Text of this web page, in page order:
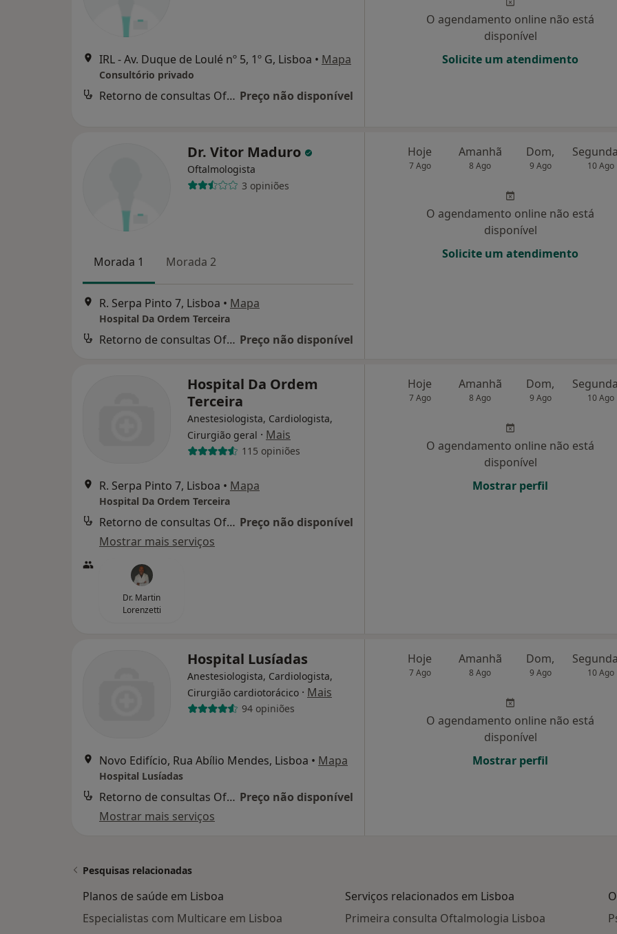
IRL - Av. Duque de Loulé nº 5, 1º G, Lisboa • Mapa
Consultório privado
Retorno de consultas Oftalmologia Preço não disponível
O agendamento online não está
disponível
Solicite um atendimento
Dr. Vitor Maduro
Oftalmologista
3 opiniões
Morada 1 Morada 2
R. Serpa Pinto 7, Lisboa • Mapa
Hospital Da Ordem Terceira
Retorno de consultas Oftalmologia Preço não disponível
Hoje
7 Ago
Amanhã
8 Ago
Dom,
9 Ago 10 Ago
O agendamento online não está
disponível
Solicite um atendimento
Hospital Da Ordem
Terceira
Anestesiologista, Cardiologista,
Cirurgião geral · Mais
115 opiniões
R. Serpa Pinto 7, Lisboa • Mapa
Hospital Da Ordem Terceira
Retorno de consultas Oftalmologia Preço não disponível
Mostrar mais serviços
Dr. Martin
Lorenzetti
Hoje
7 Ago
Amanhã
8 Ago
Dom,
9 Ago 10 Ago
O agendamento online não está
disponível
Mostrar perfil
Hospital Lusíadas
Anestesiologista, Cardiologista,
Cirurgião cardiotorácico · Mais
94 opiniões
Novo Edifício, Rua Abílio Mendes, Lisboa • Mapa
Hospital Lusíadas
Retorno de consultas Oftalmologia Preço não disponível
Mostrar mais serviços
Hoje
7 Ago
Amanhã
8 Ago
Dom,
9 Ago 10 Ago
O agendamento online não está
disponível
Mostrar perfil
Pesquisas relacionadas
Planos de saúde em Lisboa
Especialistas com Multicare em Lisboa
Serviços relacionados em Lisboa
Primeira consulta Oftalmologia Lisboa